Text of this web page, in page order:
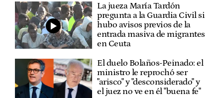
La jueza María Tardón
pregunta a la Guardia Civil si
hubo avisos previos de la
entrada masiva de migrantes
en Ceuta
El duelo Bolaños-Peinado: el
ministro le reprochó ser
"arisco" y "desconsiderado" y
el juez no ve en él "buena fe"